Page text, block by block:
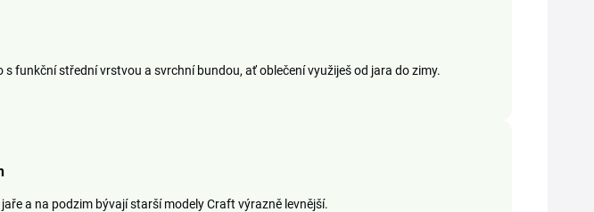
funkční střední vrstvou a svrchní bundou, ať oblečení využiješ od jara do zimy.
a na podzim bývají starší modely Craft výrazně levnější.